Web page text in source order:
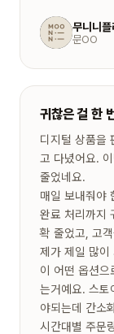
무니니플
문OO
귀찮은 걸 한
디지털 상품을
고 다녔어요. 이번에 센드맨을 도입하고 나서 정말 부담이 확
줄었네요.
매일 보내줘야
완료 처리까지 귀찮은걸 한번에 다 해주니 발송 관련 CS도
확
제가 제일 많이
이 어떤 옵션으로 언제 상품을 구매했는지 한번에 조회가 되
는거예요. 스토어에서 이걸 조회하려면
시간대별 주문